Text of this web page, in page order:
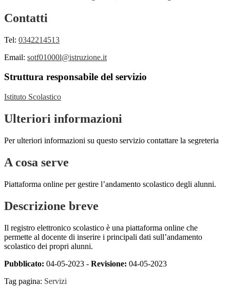
Contatti
Tel: 0342214513
Email: sotf01000l@istruzione.it
Struttura responsabile del servizio
Istituto Scolastico
Ulteriori informazioni
Per ulteriori informazioni su questo servizio contattare la segreteria
A cosa serve
Piattaforma online per gestire l’andamento scolastico degli alunni.
Descrizione breve
Il registro elettronico scolastico è una piattaforma online che
permette al docente di inserire i principali dati sull’andamento
scolastico dei propri alunni.
Pubblicato: 04-05-2023 - Revisione: 04-05-2023
Tag pagina: Servizi